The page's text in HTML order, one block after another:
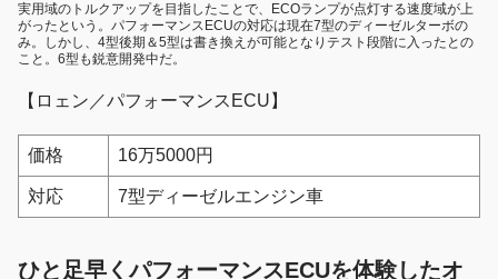
実用域のトルクアップを目指したことで、ECOランプが点灯する速度域が上
がったという。パフォーマンスECUの対応は現在7型のディーゼルターボの
み。しかし、4型後期＆5型は書き換えが可能となりテスト段階に入ったとの
こと。6型も鋭意開発中だ。
【ロェン／パフォーマンスECU】
価格 16万5000円
対応 7型ディーゼルエンジン車
ひと足早くパフォーマンスECUを体験したオ